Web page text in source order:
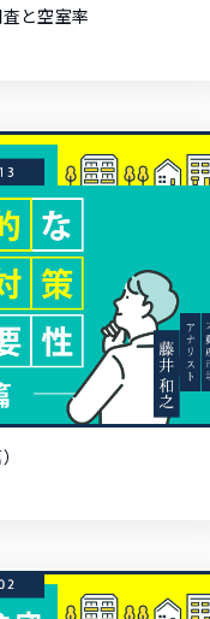
と空室率